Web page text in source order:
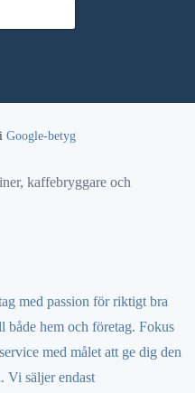
Google-betyg
med passion för riktigt bra
både hem och företag. Fokus
med målet att ge dig den
Vi säljer endast